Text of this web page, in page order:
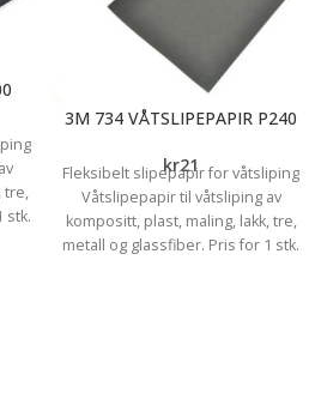
tre,
stk.
3M 734 VÅTSLIPEPAPIR P240
kr21
Fleksibelt slipepapir for våtsliping
Våtslipepapir til våtsliping av
kompositt, plast, maling, lakk, tre,
metall og glassfiber. Pris for 1 stk.